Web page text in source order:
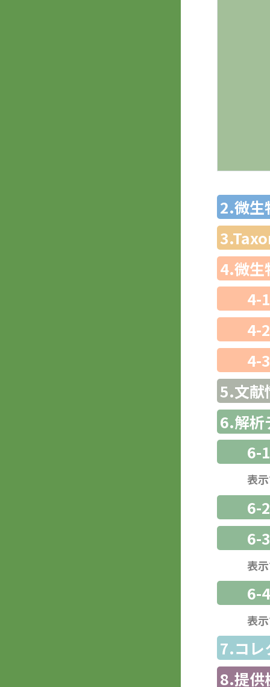
2.微生
4.微生
4-
4-
4-
5.文献
6.解析
6-
表
6-
6-
表
6-
表
7.コレ
8.提供